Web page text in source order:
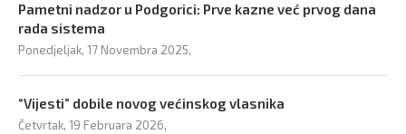
Pametni nadzor u Podgorici: Prve kazne već prvog dana
rada sistema
Ponedjeljak, 17 Novembra 2025,
“Vijesti” dobile novog većinskog vlasnika
Četvrtak, 19 Februara 2026,